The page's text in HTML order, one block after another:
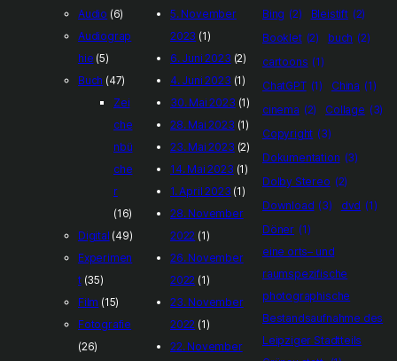
Audio (6)
Audiograp
hie (5)
Buch (47)
Zei
che
nbü
che
r
(16)
Digital (49)
Experimen
t(35)
Film (15)
Fotografie
(26)
5. November
2023 (1)
6. Juni 2023 (2)
4. Juni 2023 (1)
30. Mai 2023 (1)
28. Mai 2023 (1)
23. Mai 2023 (2)
14. Mai 2023 (1)
1. April 2023 (1)
28. November
2022 (1)
26. November
2022 (1)
23. November
2022 (1)
22. November
Bing (2) Bleistift (2)
Booklet (2) buch (2)
cartoons (1)
ChatGPT (1) China (1)
cinema (2) Collage (3)
Copyright (3)
Dokumentation (3)
Dolby Stereo (2)
Download (3) dvd (1)
Döner (1)
eine orts– und
raumspezifische
photographische
Bestandsaufnahme des
Leipziger Stadtteils